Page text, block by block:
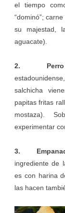
el tiempo
“dominó”;
su majestad,
aguacate).
2. Perro
salchicha
papitas fritas
mostaza).
experimentar
3.
ingrediente de
es con harina
las hacen